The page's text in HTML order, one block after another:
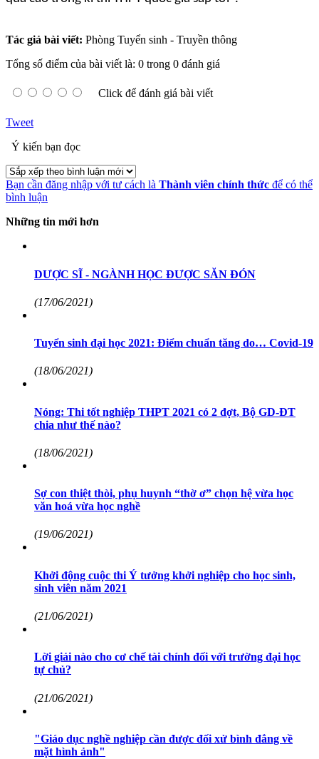
Tác giả bài viết: Phòng Tuyển sinh - Truyền thông
Tổng số điểm của bài viết là: 0 trong 0 đánh giá
Click để đánh giá bài viết
Tweet
Ý kiến bạn đọc
Bạn cần đăng nhập với tư cách là Thành viên chính thức để có thể
bình luận
Những tin mới hơn
DƯỢC SĨ - NGÀNH HỌC ĐƯỢC SĂN ĐÓN
(17/06/2021)
Tuyển sinh đại học 2021: Điểm chuẩn tăng do… Covid-19
(18/06/2021)
Nóng: Thi tốt nghiệp THPT 2021 có 2 đợt, Bộ GD-ĐT
chia như thế nào?
(18/06/2021)
Sợ con thiệt thòi, phụ huynh “thờ ơ” chọn hệ vừa học
văn hoá vừa học nghề
(19/06/2021)
Khởi động cuộc thi Ý tưởng khởi nghiệp cho học sinh,
sinh viên năm 2021
(21/06/2021)
Lời giải nào cho cơ chế tài chính đối với trường đại học
tự chủ?
(21/06/2021)
"Giáo dục nghề nghiệp cần được đối xử bình đẳng về
mặt hình ảnh"